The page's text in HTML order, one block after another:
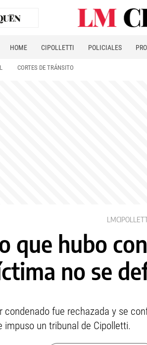
HOME CIPOLLETTI POLICIALES
CORTES DE TRÁNSITO
que hubo
no se
condenado fue rechazada y se
un tribunal de Cipolletti.